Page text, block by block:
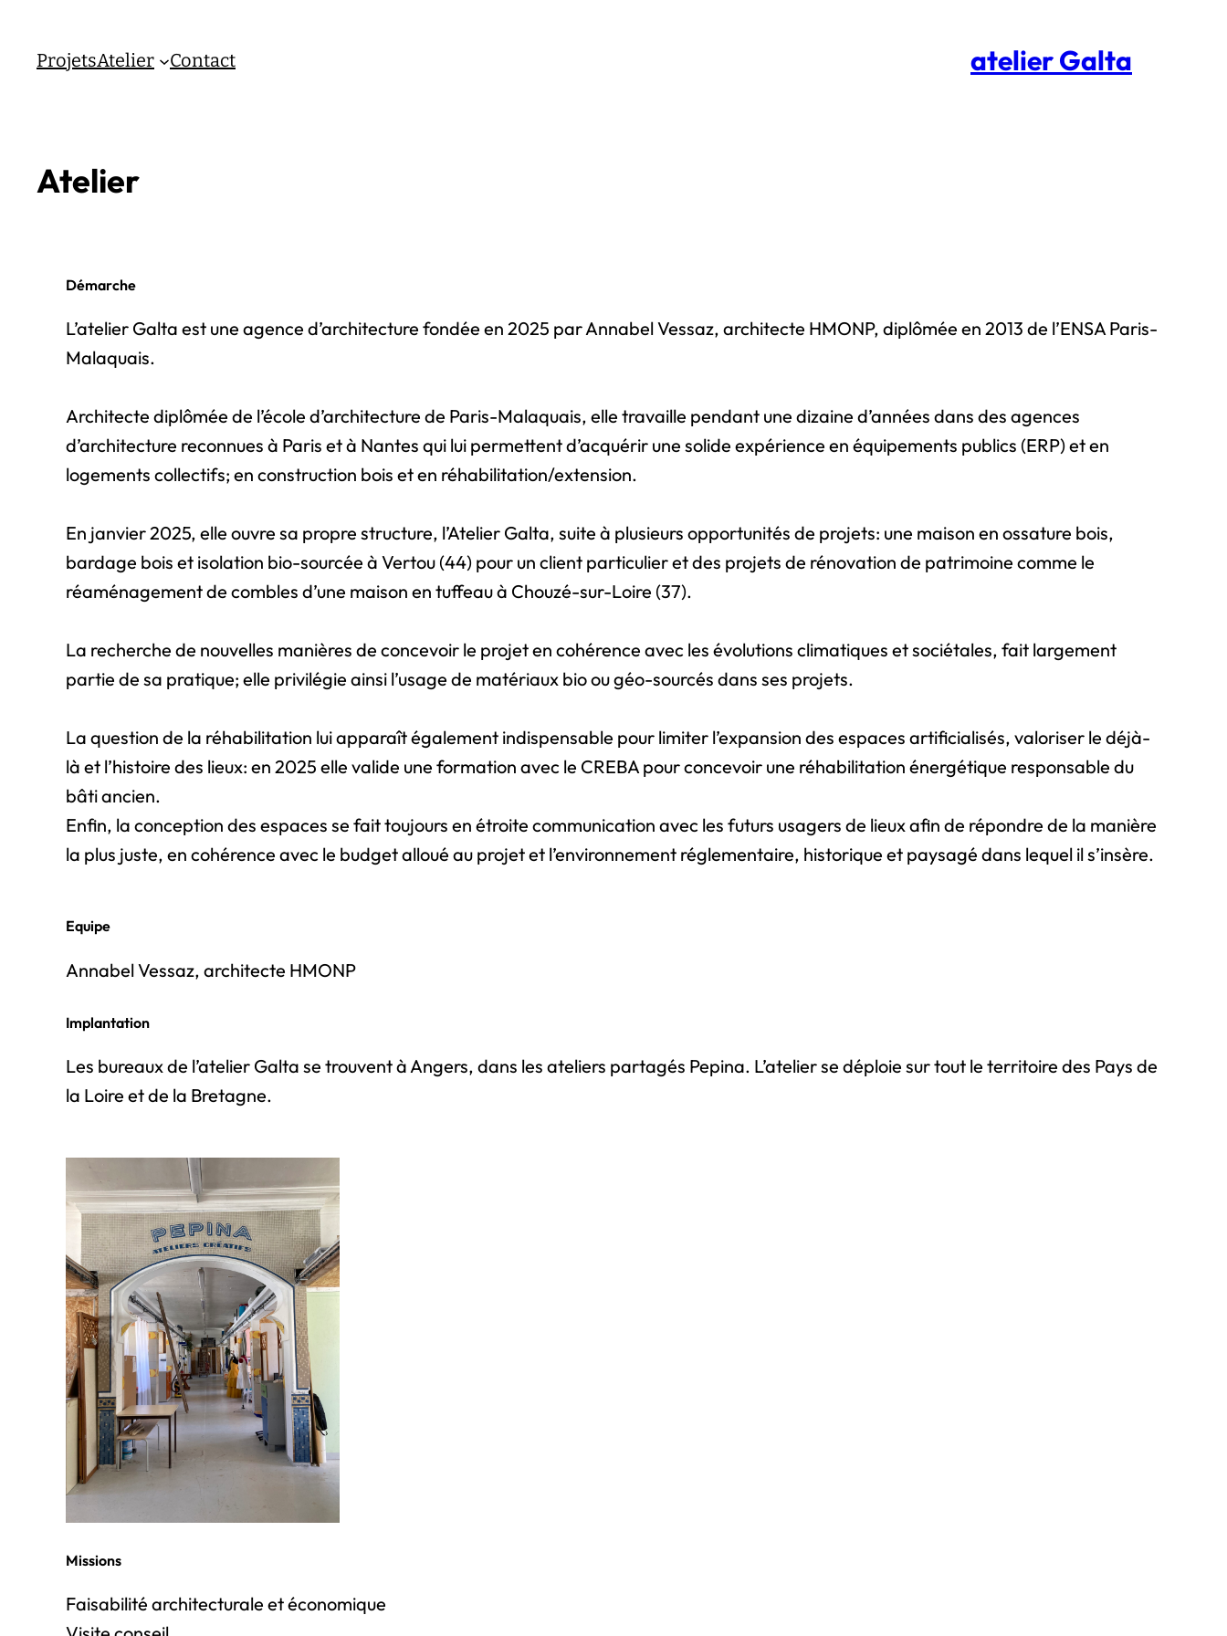
contenu
ProjetsAtelier Contact atelier Galta
Atelier
Démarche
L’atelier Galta est une agence d’architecture fondée en 2025 par Annabel Vessaz, architecte HMONP, diplômée en 2013 de l’ENSA Paris-
Malaquais.
Architecte diplômée de l’école d’architecture de Paris-Malaquais, elle travaille pendant une dizaine d’années dans des agences
d’architecture reconnues à Paris et à Nantes qui lui permettent d’acquérir une solide expérience en équipements publics (ERP) et en
logements collectifs; en construction bois et en réhabilitation/extension.
En janvier 2025, elle ouvre sa propre structure, l’Atelier Galta, suite à plusieurs opportunités de projets: une maison en ossature bois,
bardage bois et isolation bio-sourcée à Vertou (44) pour un client particulier et des projets de rénovation de patrimoine comme le
réaménagement de combles d’une maison en tuffeau à Chouzé-sur-Loire (37).
La recherche de nouvelles manières de concevoir le projet en cohérence avec les évolutions climatiques et sociétales, fait largement
partie de sa pratique; elle privilégie ainsi l’usage de matériaux bio ou géo-sourcés dans ses projets.
La question de la réhabilitation lui apparaît également indispensable pour limiter l’expansion des espaces artificialisés, valoriser le déjà-
là et l’histoire des lieux: en 2025 elle valide une formation avec le CREBA pour concevoir une réhabilitation énergétique responsable du
bâti ancien.
Enfin, la conception des espaces se fait toujours en étroite communication avec les futurs usagers de lieux afin de répondre de la manière
la plus juste, en cohérence avec le budget alloué au projet et l’environnement réglementaire, historique et paysagé dans lequel il s’insère.
Equipe
Annabel Vessaz, architecte HMONP
Implantation
Les bureaux de l’atelier Galta se trouvent à Angers, dans les ateliers partagés Pepina. L’atelier se déploie sur tout le territoire des Pays de
la Loire et de la Bretagne.
Missions
Faisabilité architecturale et économique